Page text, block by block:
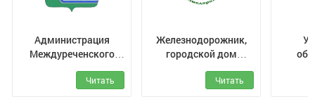
Администрация
Междуреченского
округаЧитать
Железнодорожник,
городской дом
Читать